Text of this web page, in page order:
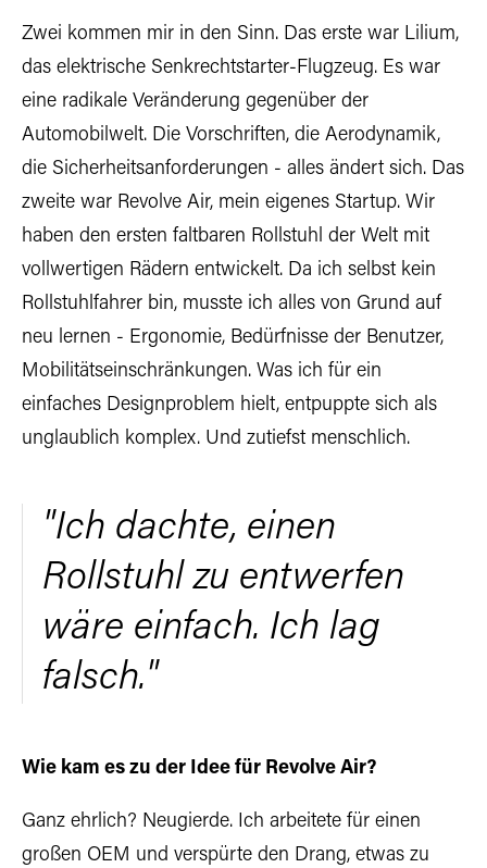
Zwei kommen mir in den Sinn. Das erste war Lilium,
das elektrische Senkrechtstarter-Flugzeug. Es war
eine radikale Veränderung gegenüber der
Automobilwelt. Die Vorschriften, die Aerodynamik,
die Sicherheitsanforderungen - alles ändert sich. Das
zweite war Revolve Air, mein eigenes Startup. Wir
haben den ersten faltbaren Rollstuhl der Welt mit
vollwertigen Rädern entwickelt. Da ich selbst kein
Rollstuhlfahrer bin, musste ich alles von Grund auf
neu lernen - Ergonomie, Bedürfnisse der Benutzer,
Mobilitätseinschränkungen. Was ich für ein
einfaches Designproblem hielt, entpuppte sich als
unglaublich komplex. Und zutiefst menschlich.
"Ich dachte, einen
Rollstuhl zu entwerfen
wäre einfach. Ich lag
falsch."
Wie kam es zu der Idee für Revolve Air?
Ganz ehrlich? Neugierde. Ich arbeitete für einen
großen OEM und verspürte den Drang, etwas zu